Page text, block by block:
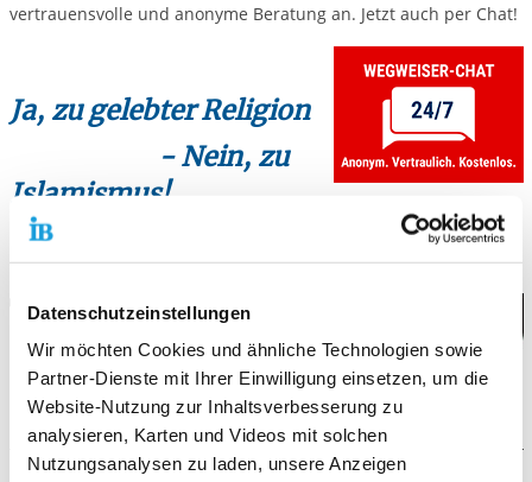
Datenschutzeinstellungen
Wir möchten Cookies und ähnliche Technologien sowie
Partner-Dienste mit Ihrer Einwilligung einsetzen, um die
Website-Nutzung zur Inhaltsverbesserung zu
analysieren, Karten und Videos mit solchen
Nutzungsanalysen zu laden, unsere Anzeigen
vertrauensvolle und anonyme Beratung an. Jetzt auch per Chat!
Ja, zu gelebter Religion
- Nein, zu
Islamismus!